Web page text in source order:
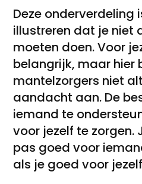
Deze onderverdeling
illustreren dat je niet
moeten doen. Voor
belangrijk, maar hier
mantelzorgers niet
aandacht aan. De
iemand te
voor jezelf te zorgen.
pas goed voor
als je goed voor